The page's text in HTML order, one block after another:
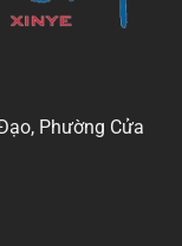
Phường Cửa